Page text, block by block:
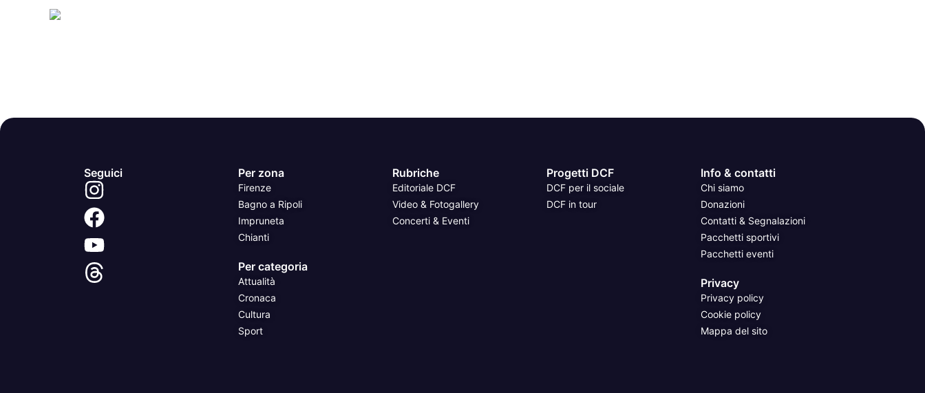
Seguici Per zona
Firenze
Bagno a Ripoli
Impruneta
Chianti
Per categoria
Attualità
Cronaca
Cultura
Sport
Rubriche
Editoriale DCF
Video & Fotogallery
Concerti & Eventi
Progetti DCF
DCF per il sociale
DCF in tour
Info & contatti
Chi siamo
Donazioni
Contatti & Segnalazioni
Pacchetti sportivi
Pacchetti eventi
Privacy
Privacy policy
Cookie policy
Mappa del sito